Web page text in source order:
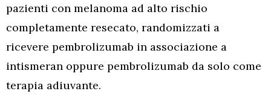
pazienti con melanoma ad alto rischio
completamente resecato, randomizzati a
ricevere pembrolizumab in associazione a
intismeran oppure pembrolizumab da solo come
terapia adiuvante.